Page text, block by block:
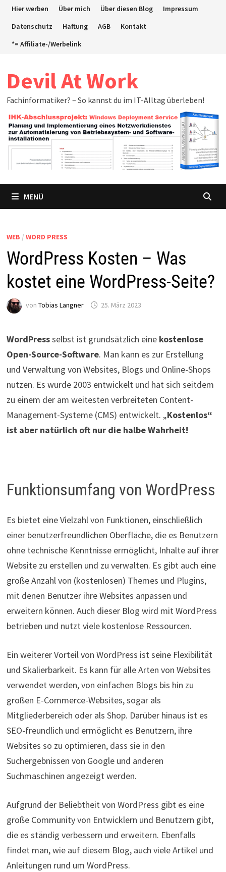
ZumHier werben Über mich Über diesen Blog
Impressum
Datenschutz
Haftung AGB
Kontakt
*= Affiliate-/Werbelink
Devil At Work
Fachinformatiker? – So kannst du im IT-Alltag überleben!
MENÜ
WEB / WORD PRESS
WordPress Kosten – Was
kostet eine WordPress-Seite?
von Tobias Langner 25. März 2023
WordPressselbst ist grundsätzlich eine kostenlose
Open-Source-Software. Man kann es zur Erstellung
und Verwaltung von Websites, Blogs und Online-Shops
nutzen. Es wurde 2003 entwickelt und hat sich seitdem
zu einem der am weitesten verbreiteten Content-
Management-Systeme (CMS) entwickelt. „Kostenlos“
ist aber natürlich oft nur die halbe Wahrheit!
Funktionsumfang von WordPress
Es bietet eine Vielzahl von Funktionen, einschließlich
einer benutzerfreundlichen Oberfläche, die es Benutzern
ohne technische Kenntnisse ermöglicht, Inhalte auf ihrer
Website zu erstellen und zu verwalten. Es gibt auch eine
große Anzahl von (kostenlosen) Themes und Plugins,
mit denen Benutzer ihre Websites anpassen und
erweitern können. Auch dieser Blog wird mit WordPress
betrieben und nutzt viele kostenlose Ressourcen.
Ein weiterer Vorteil von WordPress ist seine Flexibilität
und Skalierbarkeit. Es kann für alle Arten von Websites
verwendet werden, von einfachen Blogs bis hin zu
großen E-Commerce-Websites, sogar als
Mitgliederbereich oder als Shop. Darüber hinaus ist es
SEO-freundlich und ermöglicht es Benutzern, ihre
Websites so zu optimieren, dass sie in den
Suchergebnissen von Google und anderen
Suchmaschinen angezeigt werden.
Aufgrund der Beliebtheit von WordPress gibt es eine
große Community von Entwicklern und Benutzern gibt,
die es ständig verbessern und erweitern. Ebenfalls
findet man, wie auf diesem Blog, auch viele Artikel und
Anleitungen rund um WordPress.